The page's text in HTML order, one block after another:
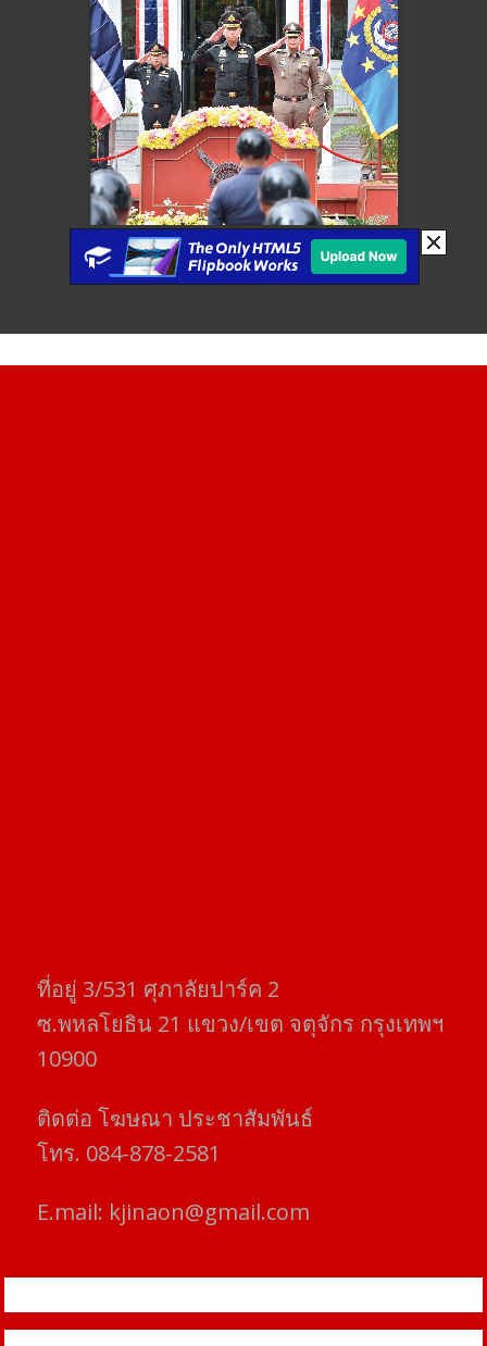
ที่อยู่​ 3/531​ ศุภาลัยปาร์ค​ 2
ซ.พหลโยธิน​ 21​ แขวง/เขต​ จตุจักร​ กรุงเทพฯ
10900
ติดต่อ​ โฆษณา​ ประชาสัมพันธ์
โทร​. 084-878-2581
E.mail: kjinaon@gmail.com